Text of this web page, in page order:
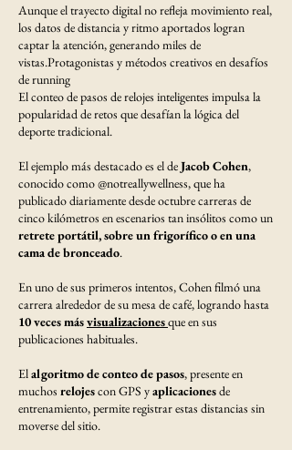
Aunque el trayecto digital no refleja movimiento real,
los datos de distancia y ritmo aportados logran
captar la atención, generando miles de
vistas.Protagonistas y métodos creativos en desafíos
de running
El conteo de pasos de relojes inteligentes impulsa la
popularidad de retos que desafían la lógica del
deporte tradicional.
El ejemplo más destacado es el deJacob Cohen,
conocido como @notreallywellness, que ha
publicado diariamente desde octubre carreras de
cinco kilómetros en escenarios tan insólitos como un
retrete portátil, sobre un frigorífico o en una
cama de bronceado.
En uno de sus primeros intentos, Cohen filmó una
carrera alrededor de su mesa de café, logrando hasta
10 veces másvisualizacionesque en sus
publicaciones habituales.
Elalgoritmo de conteo de pasos, presente en
muchos relojescon GPS yaplicacionesde
entrenamiento, permite registrar estas distancias sin
moverse del sitio.